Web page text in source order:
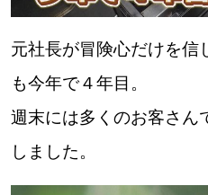
元社長が冒険心だけを信
も今年で４年目。
週末には多くのお客さん
しました。